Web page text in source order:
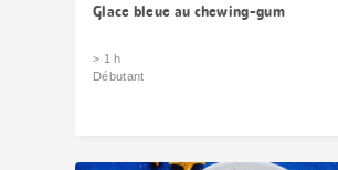
Glace bleue au chewing-gum
> 1 h
Débutant